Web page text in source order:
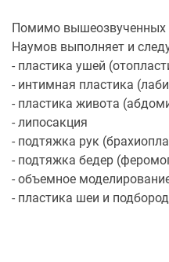
Помимо вышеозвученных
Наумов выполняет и
- пластика ушей
- интимная пластика
- пластика живота
- липосакция
- подтяжка рук
- подтяжка бедер
- объемное
- пластика шеи и